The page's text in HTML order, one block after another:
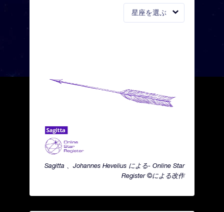
星座を選ぶ
Sagitta 、Johannes Hevelius による- Online Star
Register ©による改作